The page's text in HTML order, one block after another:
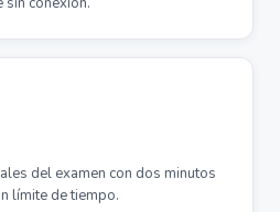
del examen con dos minutos
límite de tiempo.